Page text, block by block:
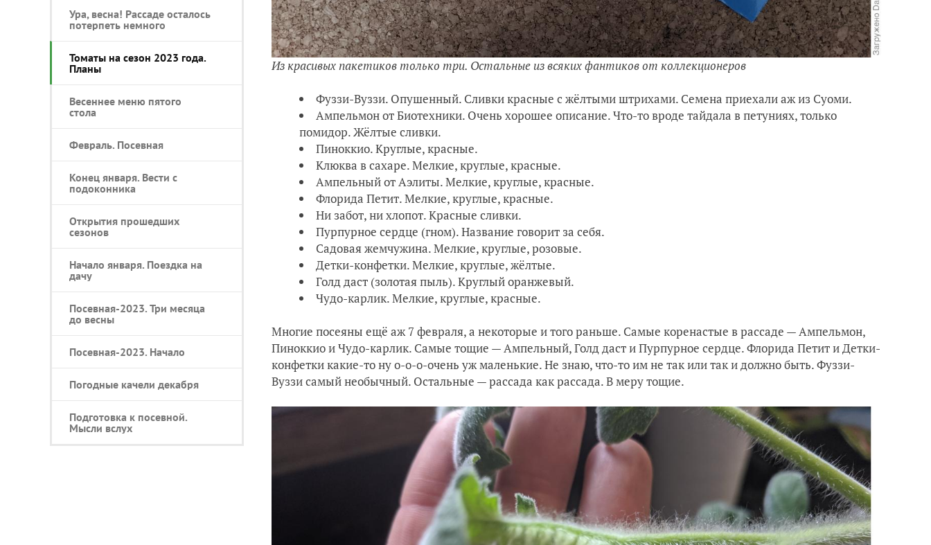
Ура, весна! Рассаде осталось
потерпеть немного
Томаты на сезон 2023 года.
Планы
Весеннее меню пятого
стола
Февраль. Посевная
Конец января. Вести с
подоконника
Открытия прошедших
сезонов
Начало января. Поездка на
дачу
Посевная-2023. Три месяца
до весны
Посевная-2023. Начало
Погодные качели декабря
Подготовка к посевной.
Мысли вслух
Из красивых пакетиков только три. Остальные из всяких фантиков от коллекционеров
Фуззи-Вуззи. Опушенный. Сливки красные с жёлтыми штрихами. Семена приехали аж из Суоми.
Ампельмон от Биотехники. Очень хорошее описание. Что-то вроде тайдала в петуниях, только
помидор. Жёлтые сливки.
Пиноккио. Круглые, красные.
Клюква в сахаре. Мелкие, круглые, красные.
Ампельный от Аэлиты. Мелкие, круглые, красные.
Флорида Петит. Мелкие, круглые, красные.
Ни забот, ни хлопот. Красные сливки.
Пурпурное сердце (гном). Название говорит за себя.
Садовая жемчужина. Мелкие, круглые, розовые.
Детки-конфетки. Мелкие, круглые, жёлтые.
Голд даст (золотая пыль). Круглый оранжевый.
Чудо-карлик. Мелкие, круглые, красные.
Многие посеяны ещё аж 7 февраля, а некоторые и того раньше. Самые коренастые в рассаде — Ампельмон,
Пиноккио и Чудо-карлик. Самые тощие — Ампельный, Голд даст и Пурпурное сердце. Флорида Петит и Детки-
конфетки какие-то ну о-о-о-очень уж маленькие. Не знаю, что-то им не так или так и должно быть. Фуззи-
Вуззи самый необычный. Остальные — рассада как рассада. В меру тощие.